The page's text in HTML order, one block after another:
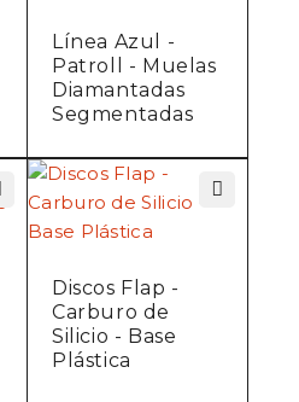
Línea Azul -
Patroll - Muelas
Diamantadas
Segmentadas
Discos Flap -
Carburo de
Silicio - Base
Plástica